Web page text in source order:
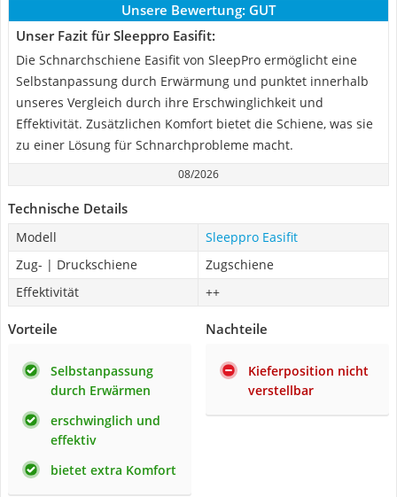
Unsere Bewertung: GUT
Unser Fazit für Sleeppro Easifit:
Die Schnarchschiene Easifit von SleepPro ermöglicht eine
Selbstanpassung durch Erwärmung und punktet innerhalb
unseres Vergleich durch ihre Erschwinglichkeit und
Effektivität. Zusätzlichen Komfort bietet die Schiene, was sie
zu einer Lösung für Schnarchprobleme macht.
08/2026
Technische Details
Modell
Sleeppro Easifit
Zug- | Druckschiene
Zugschiene
Effektivität
++
Vorteile
Selbstanpassung
durch Erwärmen
erschwinglich und
effektiv
bietet extra Komfort
Nachteile
Kieferposition nicht
verstellbar